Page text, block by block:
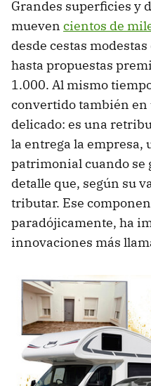
Grandes superficies y
mueven cientos de
desde cestas
hasta propuestas
1.000. Al mismo
convertido también
delicado: es una
la entrega la empresa,
patrimonial cuando se
detalle que, según su
tributar. Ese
paradójicamente, ha
innovaciones más